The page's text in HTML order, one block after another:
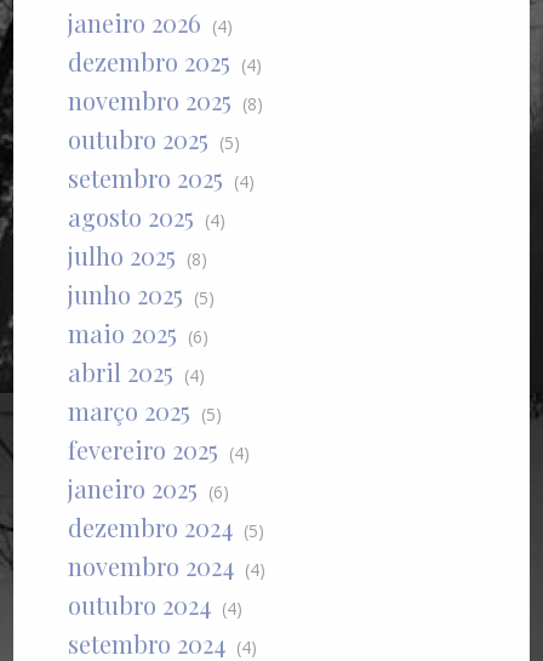
janeiro 2026 (4)
dezembro 2025 (4)
novembro 2025 (8)
outubro 2025 (5)
setembro 2025 (4)
agosto 2025 (4)
julho 2025 (8)
junho 2025 (5)
maio 2025 (6)
abril 2025 (4)
março 2025 (5)
fevereiro 2025 (4)
janeiro 2025 (6)
dezembro 2024 (5)
novembro 2024 (4)
outubro 2024 (4)
setembro 2024 (4)